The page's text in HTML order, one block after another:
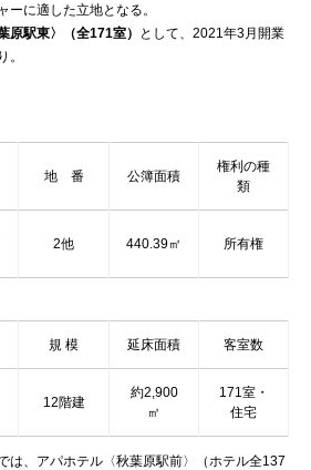
ーに適した立地となる。
原駅東〉（全171室）
として、2021年3月開業
。
地 番 公簿面積
権利の種
類
2他 440.39㎡ 所有権
規 模 延床面積 客室数
12階建
約2,900
㎡
171室・
住宅
は、アパホテル〈秋葉原駅前〉（ホテル全137